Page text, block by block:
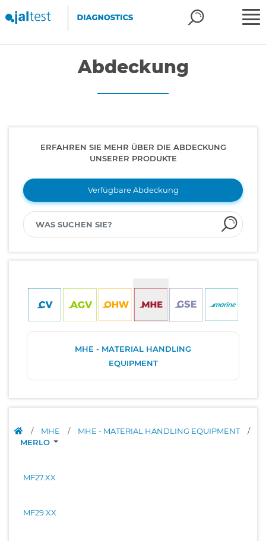
Abdeckung
ERFAHREN SIE MEHR ÜBER DIE ABDECKUNG
UNSERER PRODUKTE
Verfügbare Abdeckung
MHE - MATERIAL HANDLING
EQUIPMENT
/ MHE / MHE - MATERIAL HANDLING EQUIPMENT
/
MERLO
MF27.XX
MF29.XX